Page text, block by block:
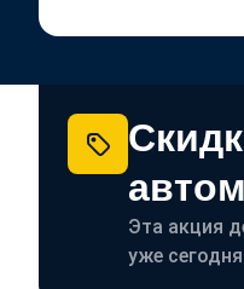
Эта акция
уже